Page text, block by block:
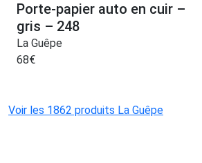
Porte-papier auto en cuir –
gris – 248
La Guêpe
68€
Voir les 1862 produits La Guêpe